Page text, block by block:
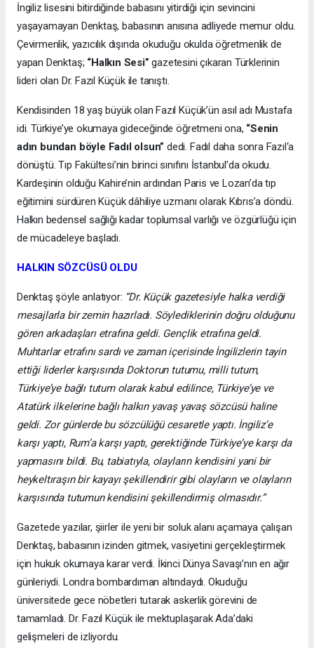
İngiliz lisesini bitirdiğinde babasını yitirdiği için sevincini
yaşayamayan Denktaş, babasının anısına adliyede memur oldu.
Çevirmenlik, yazıcılık dışında okuduğu okulda öğretmenlik de
yapan Denktaş; “Halkın Sesi”gazetesini çıkaran Türklerinin
lideri olan Dr. Fazıl Küçük ile tanıştı.
Kendisinden 18 yaş büyük olan Fazıl Küçük’ün asıl adı Mustafa
idi. Türkiye’ye okumaya gideceğinde öğretmeni ona, “Senin
adın bundan böyle Fadıl olsun” dedi. Fadıl daha sonra Fazıl‘a
dönüştü. Tıp Fakültesi’nin birinci sınıfını İstanbul’da okudu.
Kardeşinin olduğu Kahire’nin ardından Paris ve Lozan’da tıp
eğitimini sürdüren Küçük dâhiliye uzmanı olarak Kıbrıs’a döndü.
Halkın bedensel sağlığı kadar toplumsal varlığı ve özgürlüğü için
de mücadeleye başladı.
HALKIN SÖZCÜSÜ OLDU
Denktaş şöyle anlatıyor: “Dr. Küçük gazetesiyle halka verdiği
mesajlarla bir zemin hazırladı. Söylediklerinin doğru olduğunu
gören arkadaşları etrafına geldi. Gençlik etrafına geldi.
Muhtarlar etrafını sardı ve zaman içerisinde İngilizlerin tayin
ettiği liderler karşısında Doktorun tutumu, milli tutum,
Türkiye’ye bağlı tutum olarak kabul edilince, Türkiye’ye ve
Atatürk ilkelerine bağlı halkın yavaş yavaş sözcüsü haline
geldi. Zor günlerde bu sözcülüğü cesaretle yaptı. İngiliz’e
karşı yaptı, Rum’a karşı yaptı, gerektiğinde Türkiye’ye karşı da
yapmasını bildi. Bu, tabiatıyla, olayların kendisini yani bir
heykeltıraşın bir kayayı şekillendirir gibi olayların ve olayların
karşısında tutumun kendisini şekillendirmiş olmasıdır.”
Gazetede yazılar, şiirler ile yeni bir soluk alanı açamaya çalışan
Denktaş, babasının izinden gitmek, vasiyetini gerçekleştirmek
için hukuk okumaya karar verdi. İkinci Dünya Savaşı’nın en ağır
günleriydi. Londra bombardıman altındaydı. Okuduğu
üniversitede gece nöbetleri tutarak askerlik görevini de
tamamladı. Dr. Fazıl Küçük ile mektuplaşarak Ada’daki
gelişmeleri de izliyordu.